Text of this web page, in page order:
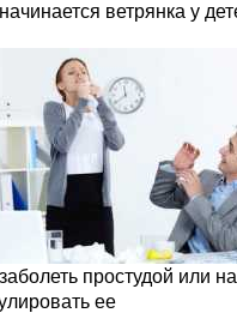
ветрянка у
простудой или
ее